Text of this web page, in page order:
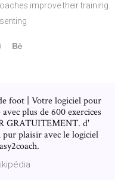
improve their training
foot | Votre logiciel pour
plus de 600 exercices
GRATUITEMENT. d'
plaisir avec le logiciel